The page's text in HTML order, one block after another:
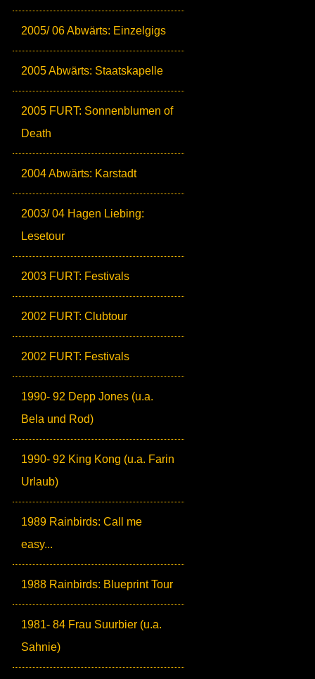
2005/ 06 Abwärts: Einzelgigs
2005 Abwärts: Staatskapelle
2005 FURT: Sonnenblumen of
Death
2004 Abwärts: Karstadt
2003/ 04 Hagen Liebing:
Lesetour
2003 FURT: Festivals
2002 FURT: Clubtour
2002 FURT: Festivals
1990- 92 Depp Jones (u.a.
Bela und Rod)
1990- 92 King Kong (u.a. Farin
Urlaub)
1989 Rainbirds: Call me
easy...
1988 Rainbirds: Blueprint Tour
1981- 84 Frau Suurbier (u.a.
Sahnie)